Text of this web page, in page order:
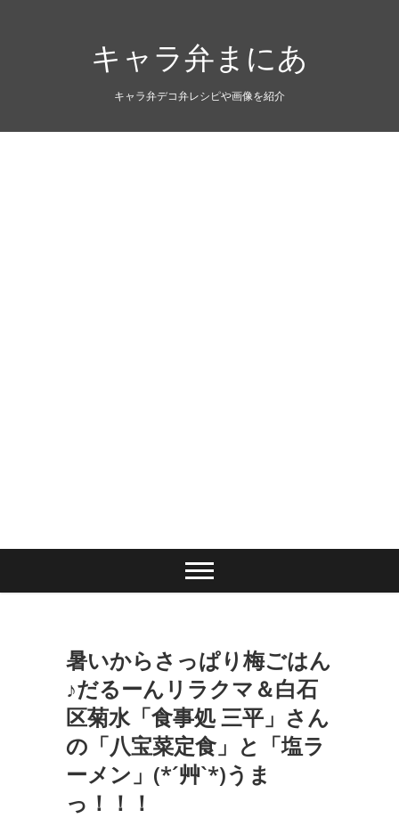
キャラ弁まにあ
キャラ弁デコ弁レシピや画像を紹介
暑いからさっぱり梅ごはん
♪だるーんリラクマ＆白石
区菊水「食事処 三平」さん
の「八宝菜定食」と「塩ラ
ーメン」(*´艸`*)うま
っ！！！